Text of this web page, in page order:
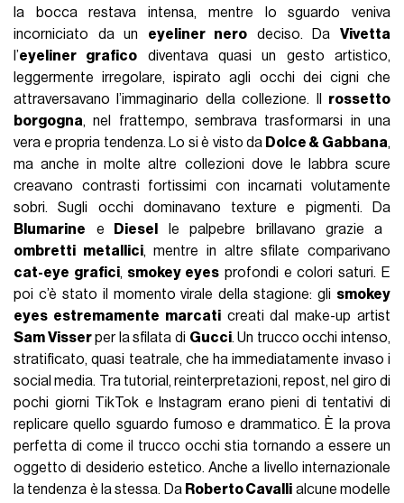
la bocca restava intensa, mentre lo sguardo veniva
incorniciato da un eyeliner nero deciso. Da Vivetta
l’eyeliner grafico diventava quasi un gesto artistico,
leggermente irregolare, ispirato agli occhi dei cigni che
attraversavano l’immaginario della collezione. Il rossetto
borgogna, nel frattempo, sembrava trasformarsi in una
vera e propria tendenza. Lo si è visto da Dolce & Gabbana,
ma anche in molte altre collezioni dove le labbra scure
creavano contrasti fortissimi con incarnati volutamente
sobri. Sugli occhi dominavano texture e pigmenti. Da
Blumarine e Diesel
le palpebre brillavano grazie a
ombretti metallici, mentre in altre sfilate comparivano
cat-eye grafici, smokey eyes profondi e colori saturi. E
poi c’è stato il momento virale della stagione: gli smokey
eyes estremamente marcaticreati dal make-up artist
Sam Visserper la sfilata di Gucci. Un trucco occhi intenso,
stratificato, quasi teatrale, che ha immediatamente invaso i
social media. Tra tutorial, reinterpretazioni, repost, nel giro di
pochi giorni TikTok e Instagram erano pieni di tentativi di
replicare quello sguardo fumoso e drammatico. È la prova
perfetta di come il trucco occhi stia tornando a essere un
oggetto di desiderio estetico. Anche a livello internazionale
la tendenza è la stessa. Da Roberto Cavalli alcune modelle